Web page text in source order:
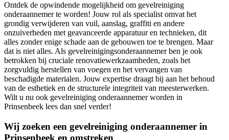
Ontdek de opwindende mogelijkheid om gevelreiniging
onderaannemer te worden! Jouw rol als specialist omvat het
grondig verwijderen van vuil, aanslag, graffiti en andere
onzuiverheden met geavanceerde apparatuur en technieken, dit
alles zonder enige schade aan de gebouwen toe te brengen. Maar
dat is niet alles. Als gevelreinigingsonderaannemer ben je ook
betrokken bij cruciale renovatiewerkzaamheden, zoals het
zorgvuldig herstellen van voegen en het vervangen van
beschadigde materialen. Jouw expertise draagt bij aan het behoud
van de esthetiek en de structurele integriteit van meesterwerken.
Wilt u nu ook gevelreiniging onderaannemer worden in
Prinsenbeek lees dan snel verder!
Wij zoeken een gevelreiniging onderaannemer in
Prinsenbeek en omstreken